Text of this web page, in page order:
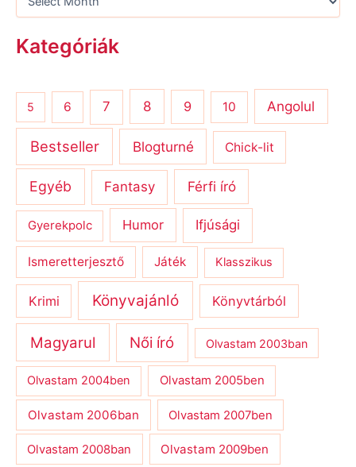
Kategóriák
5 6 7 8 9 10 Angolul
Bestseller Blogturné Chick-lit
Egyéb Fantasy Férfi író
Gyerekpolc Humor Ifjúsági
Ismeretterjesztő Játék Klasszikus
Krimi Könyvajánló Könyvtárból
Magyarul Női író Olvastam 2003ban
Olvastam 2004ben Olvastam 2005ben
Olvastam 2006ban Olvastam 2007ben
Olvastam 2008ban Olvastam 2009ben